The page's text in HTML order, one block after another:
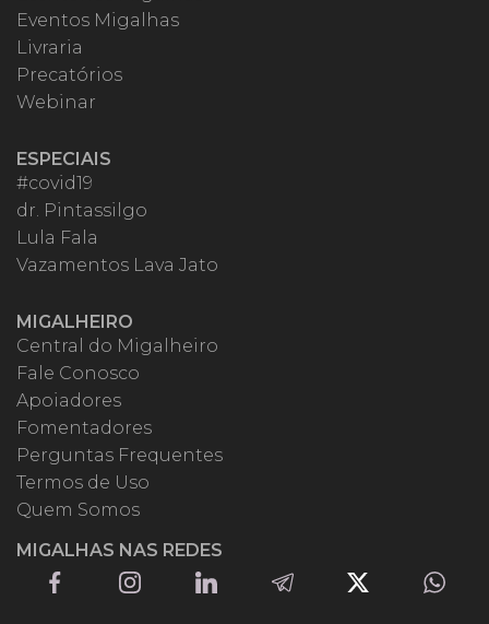
Eventos Migalhas
Livraria
Precatórios
Webinar
ESPECIAIS
#covid19
dr. Pintassilgo
Lula Fala
Vazamentos Lava Jato
MIGALHEIRO
Central do Migalheiro
Fale Conosco
Apoiadores
Fomentadores
Perguntas Frequentes
Termos de Uso
Quem Somos
MIGALHAS NAS REDES